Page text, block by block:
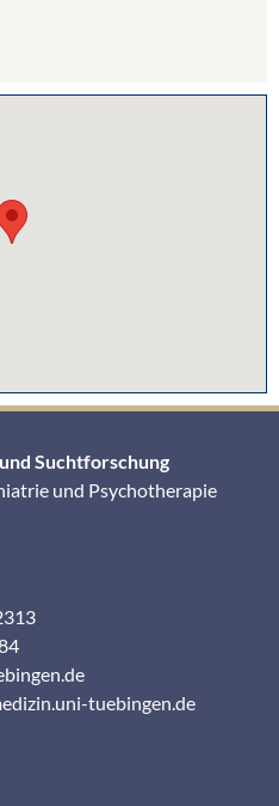
Suchtforschung
und Psychotherapie
tuebingen.de